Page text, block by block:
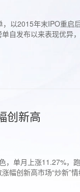
以2015年末IPO重
自发布以来表现优
创新高
，单月上涨11.27%
幅创新高市场“炒新